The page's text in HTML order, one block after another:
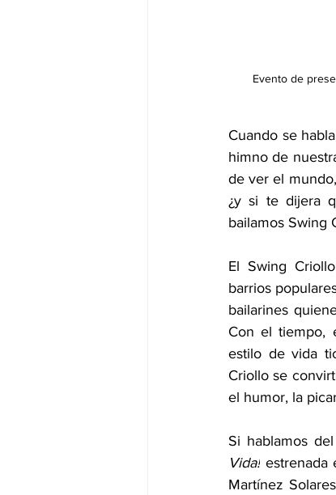
Evento de
Cuando se
himno de
de ver el
¿y si te dijera
bailamos Swing
El Swing
barrios
bailarines
Con el tiempo,
estilo de vida
Criollo se
el humor, la
Si hablamos
Vida! estrenada
Martínez